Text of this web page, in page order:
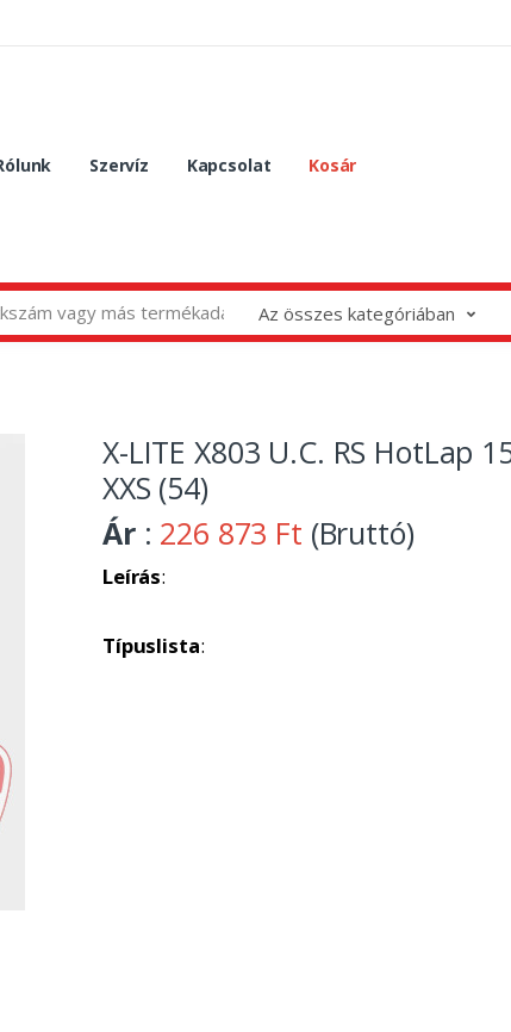
Szervíz Kapcsolat Kosár
Az összes kategóriában
X-LITE X803 U.C. RS HotLap
XXS (54)
Ár : 226 873 Ft (Bruttó)
Leírás:
Típuslista: